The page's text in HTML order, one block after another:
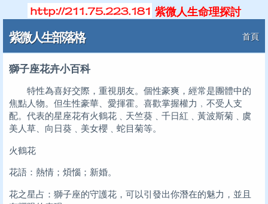
紫微人生命理探討
紫微人生部落格 首頁
獅子座花卉小百科
特性為喜好交際，重視朋友。個性豪爽，經常是團體中的
焦點人物。但生性豪華、愛揮霍。喜歡掌握權力﹐不受人支
配。代表的星座花有火鶴花﹑天竺葵﹑千日紅﹑黃波斯菊﹑虞
美人草、向日葵﹑美女櫻﹑蛇目菊等。
火鶴花
花語：熱情；煩惱；新婚。
花之星占：獅子座的守護花，可以引發出你潛在的魅力，並且